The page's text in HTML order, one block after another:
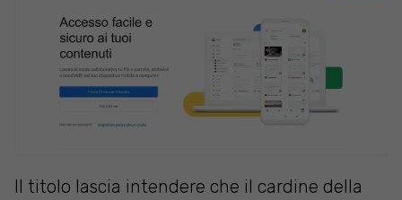
Il titolo lascia intendere che il cardine della